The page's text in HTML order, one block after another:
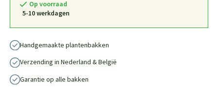
Op voorraad
5-10 werkdagen
Handgemaakte plantenbakken
Verzending in Nederland & België
Garantie op alle bakken